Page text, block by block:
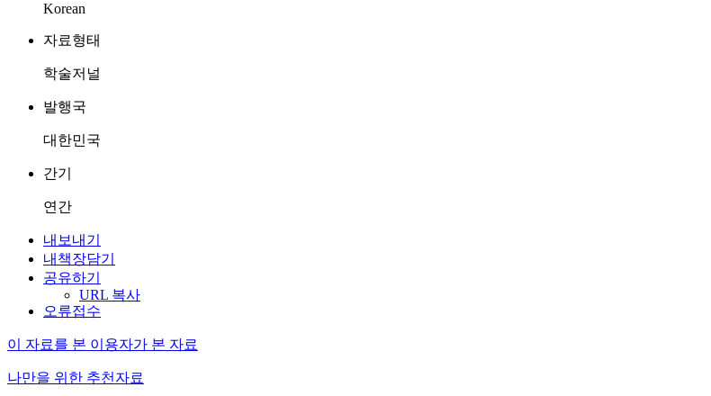
Korean
자료형태
학술저널
발행국
대한민국
간기
연간
내보내기
내책장담기
공유하기
URL 복사
오류접수
이 자료를 본 이용자가 본 자료
나만을 위한 추천자료